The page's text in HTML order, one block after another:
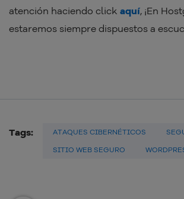
atención haciendo click aquí, ¡En
estaremos siempre dispuestos a
Tags: ATAQUES CIBERNÉTICOS
SITIO WEB SEGURO